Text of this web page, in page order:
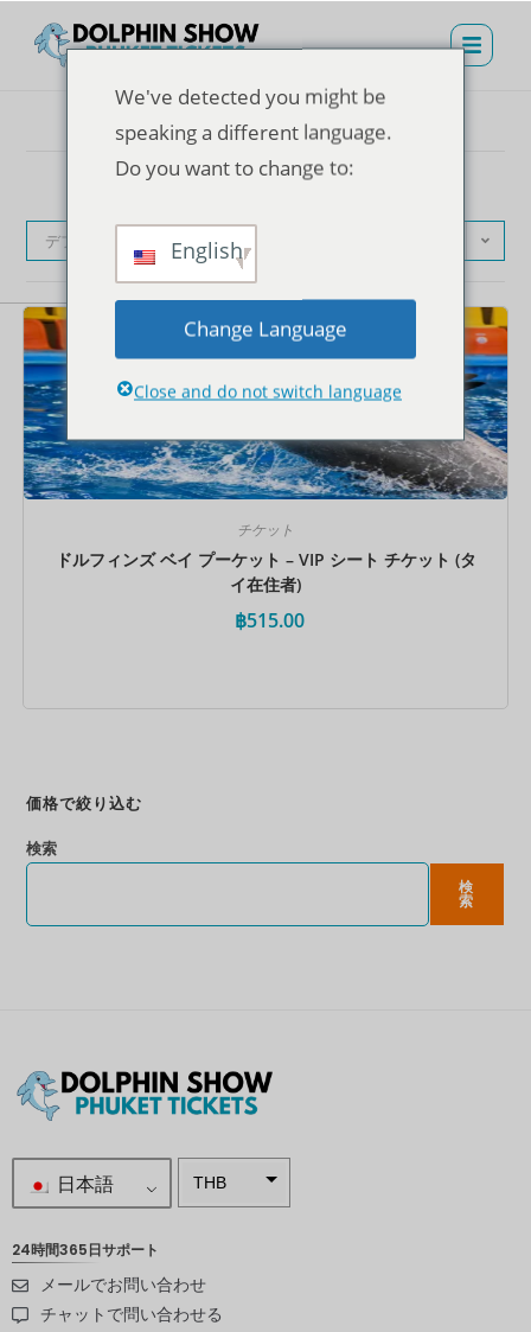
デフォルト表示
チケット
ドルフィンズ ベイ プーケット – VIP シート チケット (タ
イ在住者)
฿515.00
価格で絞り込む
検索
検
索
日本語 THB
スウェー
デンクロ
ーナ
24時間365日サポート
メールでお問い合わせ
チャットで問い合わせる
We've detected you might be
speaking a different language.
Do you want to change to:
English
Change Language
Close and do not switch language